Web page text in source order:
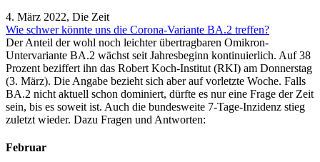
4. März 2022, Die Zeit
Wie schwer könnte uns die Corona-Variante BA.2 treffen?
Der Anteil der wohl noch leichter übertragbaren Omikron-
Untervariante BA.2 wächst seit Jahresbeginn kontinuierlich. Auf 38
Prozent beziffert ihn das Robert Koch-Institut (RKI) am Donnerstag
(3. März). Die Angabe bezieht sich aber auf vorletzte Woche. Falls
BA.2 nicht aktuell schon dominiert, dürfte es nur eine Frage der Zeit
sein, bis es soweit ist. Auch die bundesweite 7-Tage-Inzidenz stieg
zuletzt wieder. Dazu Fragen und Antworten:
Februar